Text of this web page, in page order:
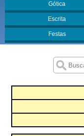
Gótica
Escrita
Festas